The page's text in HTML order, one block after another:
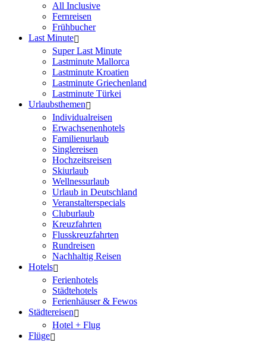
All Inclusive
Fernreisen
Frühbucher
Last Minute
Super Last Minute
Lastminute Mallorca
Lastminute Kroatien
Lastminute Griechenland
Lastminute Türkei
Urlaubsthemen
Individualreisen
Erwachsenenhotels
Familienurlaub
Singlereisen
Hochzeitsreisen
Skiurlaub
Wellnessurlaub
Urlaub in Deutschland
Veranstalterspecials
Cluburlaub
Kreuzfahrten
Flusskreuzfahrten
Rundreisen
Nachhaltig Reisen
Hotels
Ferienhotels
Städtehotels
Ferienhäuser & Fewos
Städtereisen
Hotel + Flug
Flüge